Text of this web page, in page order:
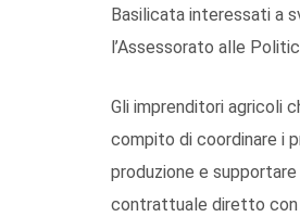
Basilicata interessati a
l’Assessorato alle
Gli imprenditori agricoli
compito di coordinare i
produzione e
contrattuale diretto con